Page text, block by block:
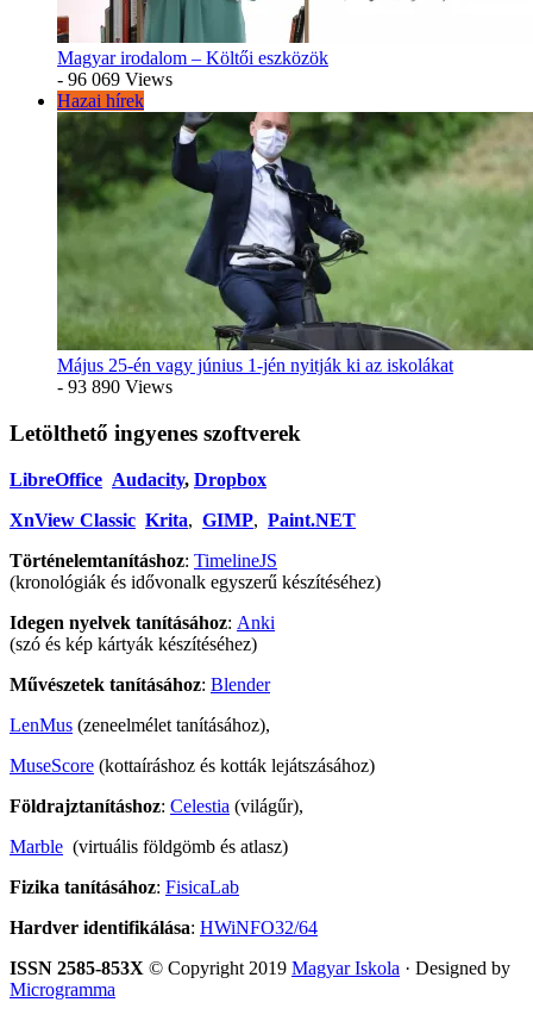
Magyar irodalom – Költői eszközök
- 96 069 Views
Hazai hírek
Május 25-én vagy június 1-jén nyitják ki az iskolákat
- 93 890 Views
Letölthető ingyenes szoftverek
LibreOffice Audacity, Dropbox
XnView Classic Krita, GIMP, Paint.NET
Történelemtanításhoz: TimelineJS
(kronológiák és idővonalk egyszerű készítéséhez)
Idegen nyelvek tanításához: Anki
(szó és kép kártyák készítéséhez)
Művészetek tanításához: Blender
LenMus (zeneelmélet tanításához),
MuseScore (kottaíráshoz és kották lejátszásához)
Földrajztanításhoz: Celestia (világűr),
Marble (virtuális földgömb és atlasz)
Fizika tanításához: FisicaLab
Hardver identifikálása: HWiNFO32/64
ISSN 2585-853X © Copyright 2019 Magyar Iskola · Designed by
Microgramma